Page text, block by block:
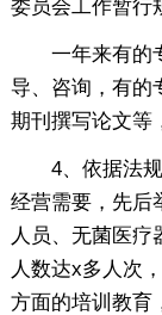
委员会工作暂行
一年来有的专
导、咨询，有的
期刊撰写论文等
4、依据法规
经营需要，先后
人员、无菌医疗
人数达x多人次
方面的培训教育